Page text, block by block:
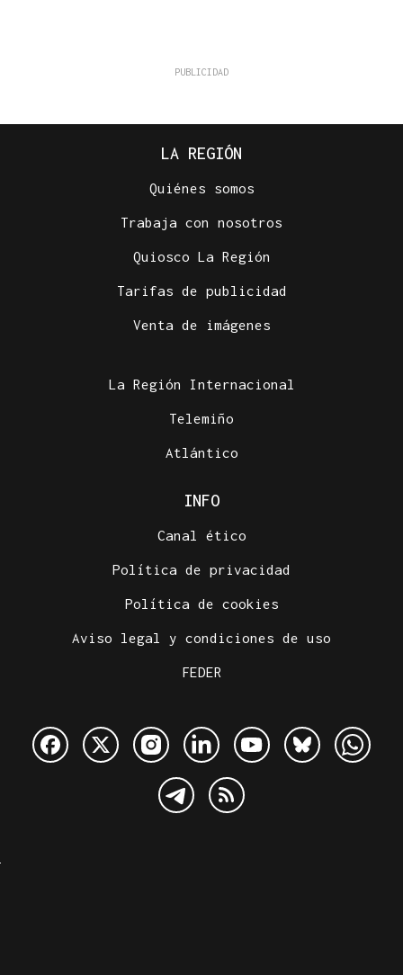
LA REGIÓN
Quiénes somos
Trabaja con nosotros
Quiosco La Región
Tarifas de publicidad
Venta de imágenes
La Región Internacional
Telemiño
Atlántico
INFO
Canal ético
Política de privacidad
Política de cookies
Aviso legal y condiciones de uso
FEDER